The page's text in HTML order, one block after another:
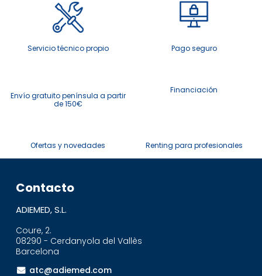
Servicio técnico propio Pago seguro
Envío gratuito península a partir
de 150€
Financiación
Ofertas y novedades Renting para profesionales
Contacto
ADIEMED, S.L.
Coure, 2.
08290 - Cerdanyola del Vallès
Barcelona
atc@adiemed.com